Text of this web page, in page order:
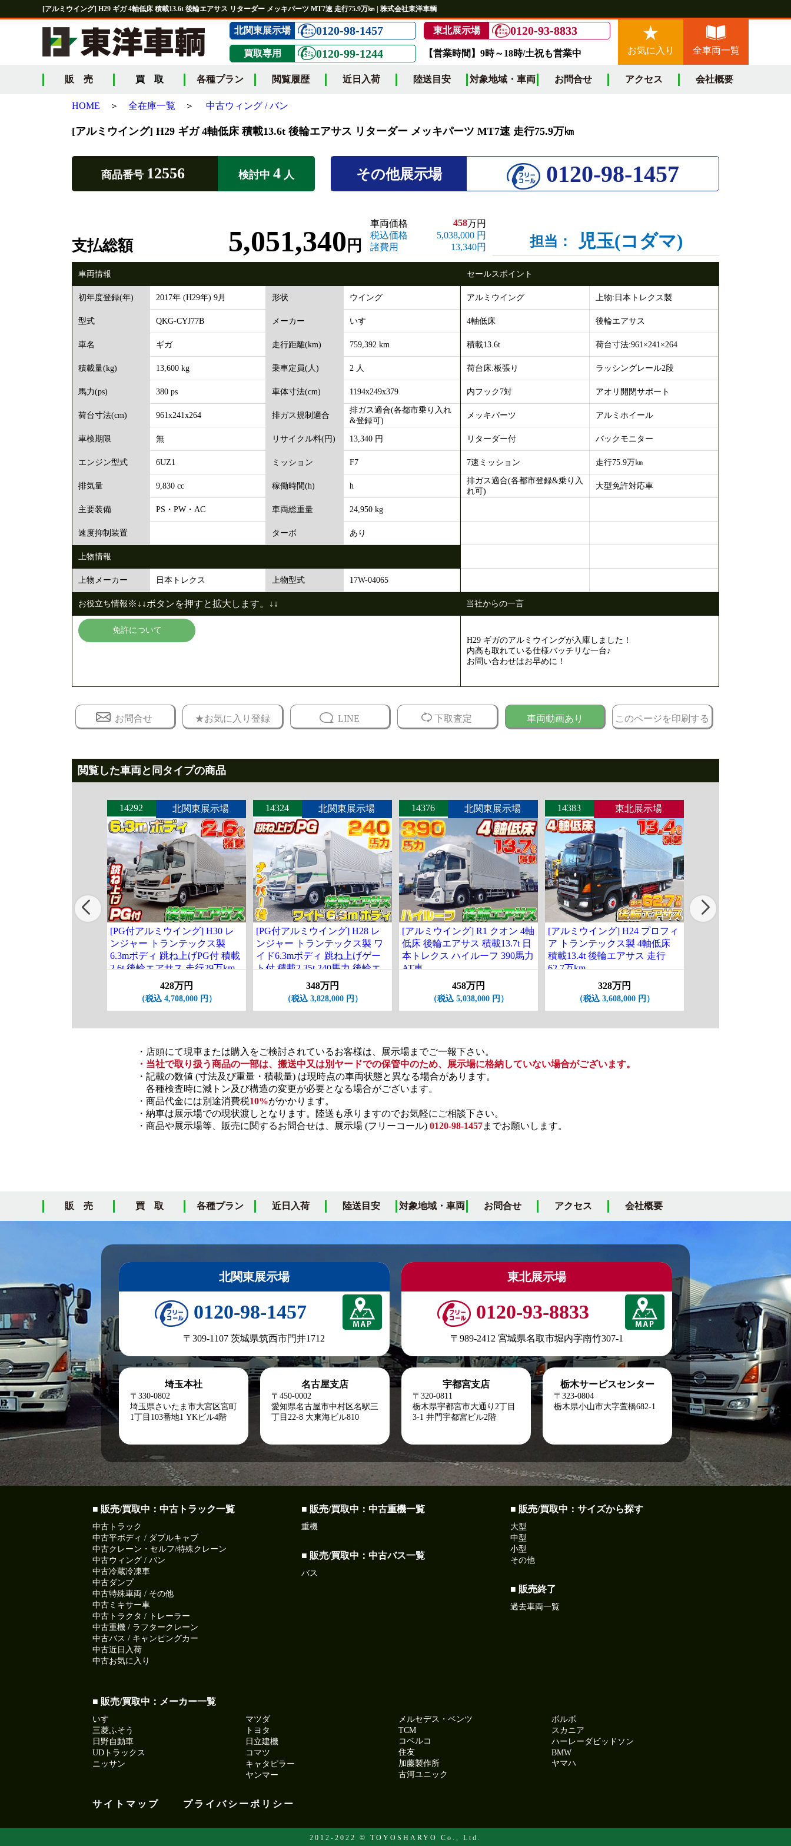
[アルミウイング] H29 ギガ 4軸低床 積載13.6t 後輪エアサス リターダー メッキパーツ MT7速 走行75.9万㎞ | 株式会社東洋車輌
北関東展示場 0120-98-1457 東北展示場 0120-93-8833
買取専用 0120-99-1244 【営業時間】9時～18時/土祝も営業中 お気に入り 全車両一覧
販 売 買 取 各種プラン 閲覧履歴 近日入荷 陸送目安 対象地域・車両 お問合せ アクセス 会社概要
HOME ＞ 全在庫一覧 ＞ 中古ウィング / バン
[アルミウイング] H29 ギガ 4軸低床 積載13.6t 後輪エアサス リターダー メッキパーツ MT7速 走行75.9万㎞
商品番号 12556 検討中 4 人 その他展示場 0120-98-1457
支払総額 5,051,340 円
車両価格 458万円
税込価格
5,038,000 円
諸費用
13,340円 担当： 児玉(コダマ)
車両情報
初年度登録(年) 2017年 (H29年) 9月 形状 ウイング
型式 QKG-CYJ77B メーカー いすゞ
車名 ギガ 走行距離(km) 759,392 km
積載量(kg) 13,600 kg 乗車定員(人) 2 人
馬力(ps) 380 ps 車体寸法(cm) 1194x249x379
荷台寸法(cm) 961x241x264 排ガス規制適合
排ガス適合(各都市乗り入れ
&登録可)
車検期限 無 リサイクル料(円) 13,340 円
エンジン型式 6UZ1 ミッション F7
排気量 9,830 cc 稼働時間(h) h
主要装備 PS・PW・AC 車両総重量 24,950 kg
速度抑制装置 ターボ あり
上物情報
上物メーカー 日本トレクス 上物型式 17W-04065
セールスポイント
アルミウイング 上物:日本トレクス製
4軸低床 後輪エアサス
積載13.6t 荷台寸法:961×241×264
荷台床:板張り ラッシングレール2段
内フック7対 アオリ開閉サポート
メッキパーツ アルミホイール
リターダー付 バックモニター
7速ミッション 走行75.9万㎞
排ガス適合(各都市登録&乗り入
れ可)
大型免許対応車
お役立ち情報 ※↓↓ボタンを押すと拡大します。↓↓
免許について
当社からの一言
H29 ギガのアルミウイングが入庫しました！
内高も取れている仕様バッチリな一台♪
お問い合わせはお早めに！
お問合せ ★お気に入り登録 LINE 下取査定 車両動画あり このページを印刷する
閲覧した車両と同タイプの商品
14292 北関東展示場
[PG付アルミウイング] H30 レ
ンジャー トランテックス製
6.3mボディ 跳ね上げPG付 積載
2.6t 後輪エアサス 走行29万km
428万円
（税込 4,708,000 円）
14324 北関東展示場
[PG付アルミウイング] H28 レ
ンジャー トランテックス製 ワ
イド6.3mボディ 跳ね上げゲー
ト付 積載2.35t 240馬力 後輪エ
アサス ナンバー付
348万円
（税込 3,828,000 円）
14376 北関東展示場
[アルミウイング] R1 クオン 4軸
低床 後輪エアサス 積載13.7t 日
本トレクス ハイルーフ 390馬力
AT車
458万円
（税込 5,038,000 円）
14383 東北展示場
[アルミウイング] H24 プロフィ
ア トランテックス製 4軸低床
積載13.4t 後輪エアサス 走行
62.7万km
328万円
（税込 3,608,000 円）
・店頭にて現車または購入をご検討されているお客様は、展示場までご一報下さい。
・当社で取り扱う商品の一部は、搬送中又は別ヤードでの保管中のため、展示場に格納していない場合がございます。
・記載の数値 (寸法及び重量・積載量) は現時点の車両状態と異なる場合があります。
各種検査時に減トン及び構造の変更が必要となる場合がございます。
・商品代金には別途消費税10%がかかります。
・納車は展示場での現状渡しとなります。陸送も承りますのでお気軽にご相談下さい。
・商品や展示場等、販売に関するお問合せは、展示場 (フリーコール) 0120-98-1457までお願いします。
販 売 買 取 各種プラン 近日入荷 陸送目安 対象地域・車両 お問合せ アクセス 会社概要
北関東展示場
0120-98-1457
〒309-1107 茨城県筑西市門井1712
東北展示場
0120-93-8833
〒989-2412 宮城県名取市堀内字南竹307-1
埼玉本社
〒330-0802
埼玉県さいたま市大宮区宮町
1丁目103番地1 YKビル4階
名古屋支店
〒450-0002
愛知県名古屋市中村区名駅三
丁目22-8 大東海ビル810
宇都宮支店
〒320-0811
栃木県宇都宮市大通り2丁目
3-1 井門宇都宮ビル2階
栃木サービスセンター
〒323-0804
栃木県小山市大字萱橋682-1
■ 販売/買取中：中古トラック一覧
中古トラック
中古平ボディ / ダブルキャブ
中古クレーン・セルフ/特殊クレーン
中古ウィング / バン
中古冷蔵冷凍車
中古ダンプ
中古特殊車両 / その他
中古ミキサー車
中古トラクタ / トレーラー
中古重機 / ラフタークレーン
中古バス / キャンピングカー
中古近日入荷
中古お気に入り
■ 販売/買取中：中古重機一覧
重機
■ 販売/買取中：中古バス一覧
バス
■ 販売/買取中：サイズから探す
大型
中型
小型
その他
■ 販売終了
過去車両一覧
■ 販売/買取中：メーカー一覧
いすゞ
三菱ふそう
日野自動車
UDトラックス
ニッサン
マツダ
トヨタ
日立建機
コマツ
キャタピラー
ヤンマー
メルセデス・ベンツ
TCM
コベルコ
住友
加藤製作所
古河ユニック
ボルボ
スカニア
ハーレーダビッドソン
BMW
ヤマハ
サイトマップ プライバシーポリシー
2012-2022 © TOYOSHARYO Co., Ltd.